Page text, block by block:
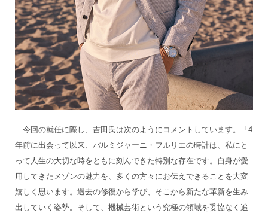
今回の就任に際し、吉田氏は次のようにコメントしています。「4
年前に出会って以来、パルミジャーニ・フルリエの時計は、私にと
って人生の大切な時をともに刻んできた特別な存在です。自身が愛
用してきたメゾンの魅力を、多くの方々にお伝えできることを大変
嬉しく思います。過去の修復から学び、そこから新たな革新を生み
出していく姿勢。そして、機械芸術という究極の領域を妥協なく追